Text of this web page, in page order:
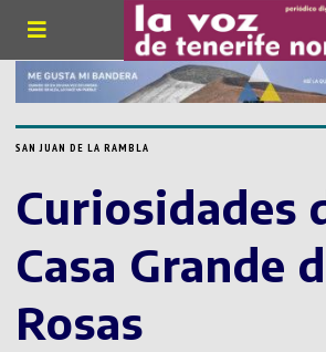
SAN JUAN DE LA RAMBLA
Curiosidades
Casa Grande
Rosas